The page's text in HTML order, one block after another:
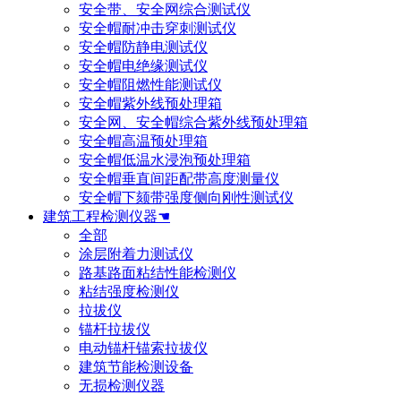
安全带、安全网综合测试仪
安全帽耐冲击穿刺测试仪
安全帽防静电测试仪
安全帽电绝缘测试仪
安全帽阻燃性能测试仪
安全帽紫外线预处理箱
安全网、安全帽综合紫外线预处理箱
安全帽高温预处理箱
安全帽低温水浸泡预处理箱
安全帽垂直间距配带高度测量仪
安全帽下颏带强度侧向刚性测试仪
建筑工程检测仪器☚
全部
涂层附着力测试仪
路基路面粘结性能检测仪
粘结强度检测仪
拉拔仪
锚杆拉拔仪
电动锚杆锚索拉拔仪
建筑节能检测设备
无损检测仪器